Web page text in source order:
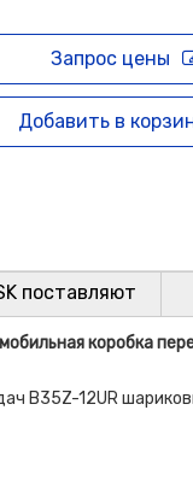
Запрос цены
Добавить в
поставляют
коробка
B35Z-12UR